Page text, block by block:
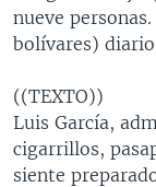
nueve
bolívares)
((TEXTO))
Luis García,
cigarrillos,
siente